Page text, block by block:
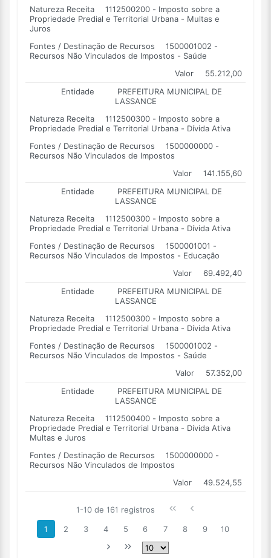
Natureza Receita
1112500200 - Imposto sobre a
Propriedade Predial e Territorial Urbana - Multas e
Juros
Fontes / Destinação de Recursos
1500001002 -
Recursos Não Vinculados de Impostos - Saúde
Valor
55.212,00
Entidade
PREFEITURA MUNICIPAL DE
LASSANCE
Natureza Receita
1112500300 - Imposto sobre a
Propriedade Predial e Territorial Urbana - Dívida Ativa
Fontes / Destinação de Recursos
1500000000 -
Recursos Não Vinculados de Impostos
Valor
141.155,60
Entidade
PREFEITURA MUNICIPAL DE
LASSANCE
Natureza Receita
1112500300 - Imposto sobre a
Propriedade Predial e Territorial Urbana - Dívida Ativa
Fontes / Destinação de Recursos
1500001001 -
Recursos Não Vinculados de Impostos - Educação
Valor
69.492,40
Entidade
PREFEITURA MUNICIPAL DE
LASSANCE
Natureza Receita
1112500300 - Imposto sobre a
Propriedade Predial e Territorial Urbana - Dívida Ativa
Fontes / Destinação de Recursos
1500001002 -
Recursos Não Vinculados de Impostos - Saúde
Valor
57.352,00
Entidade
PREFEITURA MUNICIPAL DE
LASSANCE
Natureza Receita
1112500400 - Imposto sobre a
Propriedade Predial e Territorial Urbana - Dívida Ativa
Multas e Juros
Fontes / Destinação de Recursos
1500000000 -
Recursos Não Vinculados de Impostos
Valor
49.524,55
1-10 de 161 registros
1
2 3 4 5 6 7 8 9 10